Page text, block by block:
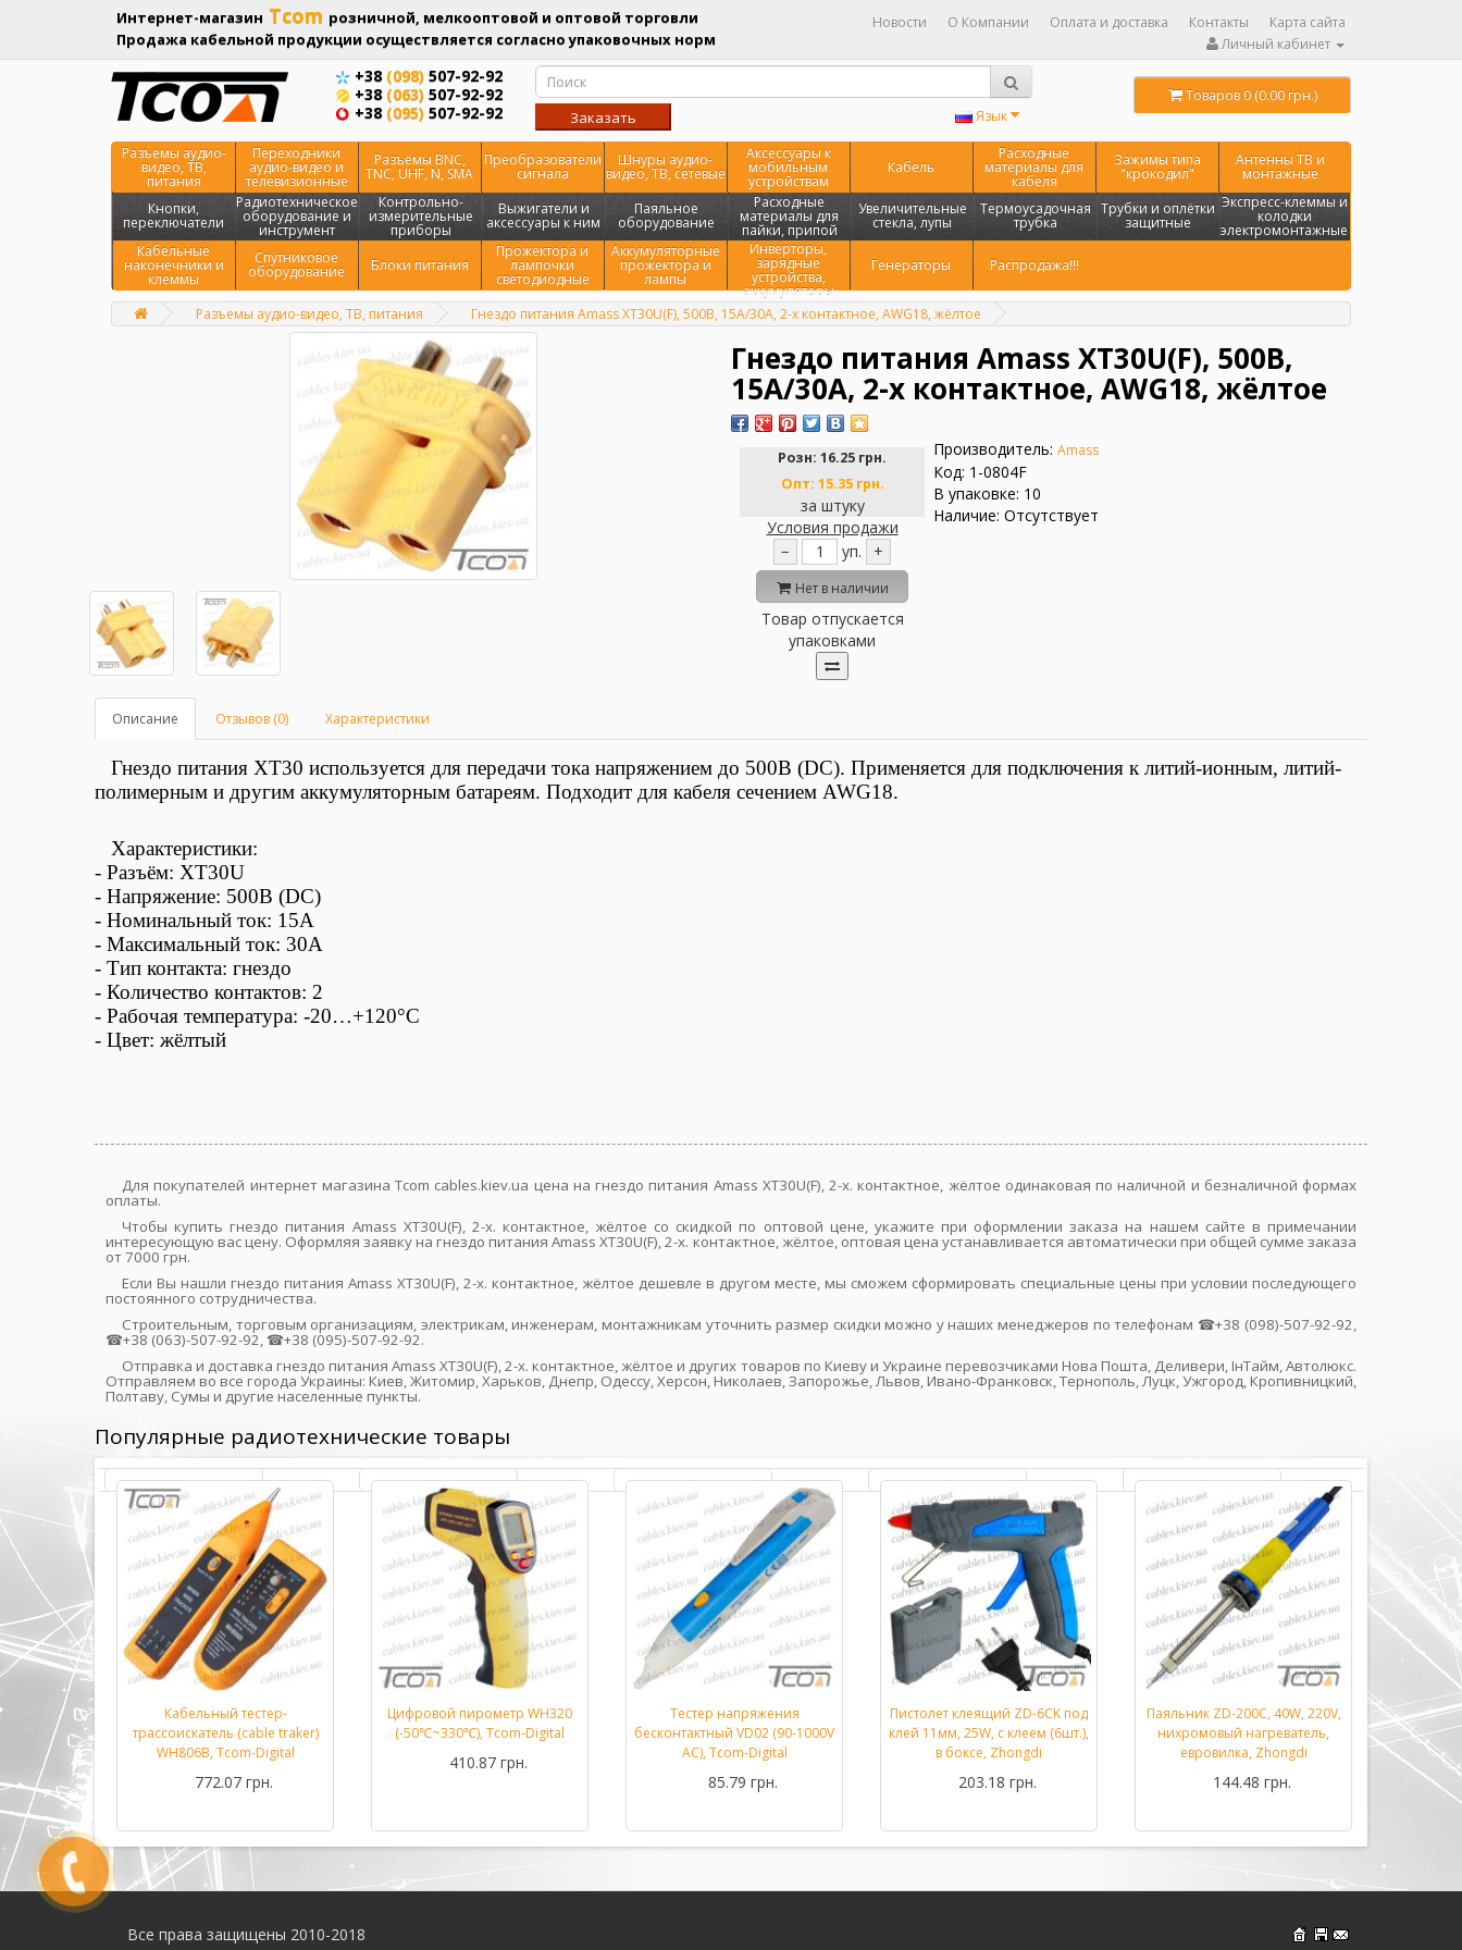
Интернет-магазин Tcom розничной, мелкооптовой и оптовой торговли
Продажа кабельной продукции осуществляется согласно упаковочных норм
Новости О Компании Оплата и доставка Контакты
Карта сайта
Личный кабинет
+38 (098) 507-92-92
+38 (063) 507-92-92
+38 (095) 507-92-92
Заказать
звонок
Язык
Товаров 0 (0.00 грн.)
Разъемы аудио-
видео, ТВ,
питания
Переходники
аудио-видео и
телевизионные
Разъёмы BNC,
TNC, UHF, N, SMA
Преобразователи
сигнала
Шнуры аудио-
видео, ТВ, сетевые
Аксессуары к
мобильным
устройствам
Кабель
Расходные
материалы для
кабеля
Зажимы типа
"крокодил"
Антенны ТВ и
монтажные
Кнопки,
переключатели
Радиотехническое
оборудование и
инструмент
Контрольно-
измерительные
приборы
Выжигатели и
аксессуары к ним
Паяльное
оборудование
Расходные
материалы для
пайки, припой
Увеличительные
стекла, лупы
Термоусадочная
трубка
Трубки и оплётки
защитные
Экспресс-клеммы и
колодки
электромонтажные
Кабельные
наконечники и
клеммы
Спутниковое
оборудование Блоки питания
Прожектора и
лампочки
светодиодные
Аккумуляторные
прожектора и
лампы
Инверторы,
зарядные
устройства,
аккумуляторы
Генераторы Распродажа!!!
Главная
Разъемы аудио-видео, ТВ, питания Гнездо питания Amass XT30U(F), 500В, 15А/30А, 2-х контактное, AWG18, жёлтое
Гнездо питания Amass XT30U(F), 500В,
15А/30А, 2-х контактное, AWG18, жёлтое
Розн: 16.25 грн.
Опт: 15.35 грн.
за штуку
Условия продажи
−
уп. +
Нет в наличии
Товар отпускается
упаковками
Производитель: Amass
Код: 1-0804F
В упаковке: 10
Наличие: Отсутствует
Описание Отзывов (0) Характеристики
Гнездо питания XT30 используется для передачи тока напряжением до 500В (DC). Применяется для подключения к литий-ионным, литий-
полимерным и другим аккумуляторным батареям. Подходит для кабеля сечением AWG18.
Характеристики:
- Разъём: XT30U
- Напряжение: 500В (DC)
- Номинальный ток: 15А
- Максимальный ток: 30А
- Тип контакта: гнездо
- Количество контактов: 2
- Рабочая температура: -20…+120°С
- Цвет: жёлтый
Для покупателей интернет магазина Tcom cables.kiev.ua цена на гнездо питания Amass XT30U(F), 2-х. контактное, жёлтое одинаковая по наличной и безналичной формах
оплаты.
Чтобы купить гнездо питания Amass XT30U(F), 2-х. контактное, жёлтое со скидкой по оптовой цене, укажите при оформлении заказа на нашем сайте в примечании
интересующую вас цену. Оформляя заявку на гнездо питания Amass XT30U(F), 2-х. контактное, жёлтое, оптовая цена устанавливается автоматически при общей сумме заказа
от 7000 грн.
Если Вы нашли гнездо питания Amass XT30U(F), 2-х. контактное, жёлтое дешевле в другом месте, мы сможем сформировать специальные цены при условии последующего
постоянного сотрудничества.
Строительным, торговым организациям, электрикам, инженерам, монтажникам уточнить размер скидки можно у наших менеджеров по телефонам ☎+38 (098)-507-92-92,
☎+38 (063)-507-92-92, ☎+38 (095)-507-92-92.
Отправка и доставка гнездо питания Amass XT30U(F), 2-х. контактное, жёлтое и других товаров по Киеву и Украине перевозчиками Нова Пошта, Деливери, ІнТайм, Автолюкс.
Отправляем во все города Украины: Киев, Житомир, Харьков, Днепр, Одессу, Херсон, Николаев, Запорожье, Львов, Ивано-Франковск, Тернополь, Луцк, Ужгород, Кропивницкий,
Полтаву, Сумы и другие населенные пункты.
Популярные радиотехнические товары
DT33B
Digital
Подробнее...
Кабельный тестер-
трассоискатель (cable traker)
WH806B, Tcom-Digital
772.07 грн.
Подробнее...
Цифровой пирометр WH320
(-50℃~330℃), Tcom-Digital
410.87 грн.
Подробнее...
Тестер напряжения
бесконтактный VD02 (90-1000V
AC), Tcom-Digital
85.79 грн.
Подробнее...
Пистолет клеящий ZD-6CK под
клей 11мм, 25W, с клеем (6шт.),
в боксе, Zhongdi
203.18 грн.
Подробнее...
Паяльник ZD-200C, 40W, 220V,
нихромовый нагреватель,
евровилка, Zhongdi
144.48 грн.
Подробнее...70W
На главную страницу
Все права защищены 2010-2018